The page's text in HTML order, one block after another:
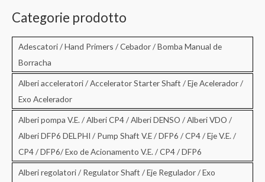
c
Categorie prodotto
Adescatori / Hand Primers / Cebador / Bomba Manual de
Borracha
Alberi acceleratori / Accelerator Starter Shaft / Eje Acelerador /
Exo Acelerador
Alberi pompa V.E. / Alberi CP4 / Alberi DENSO / Alberi VDO /
Alberi DFP6 DELPHI / Pump Shaft V.E / DFP6 / CP4 / Eje V.E. /
CP4 / DFP6/ Exo de Acionamento V.E. / CP4 / DFP6
Alberi regolatori / Regulator Shaft / Eje Regulador / Exo